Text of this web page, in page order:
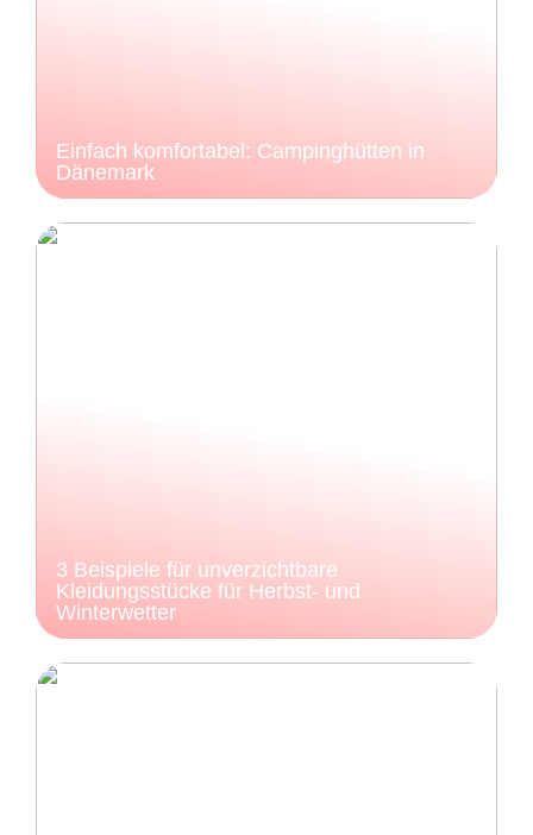
Einfach komfortabel: Campinghütten in
Dänemark
3 Beispiele für unverzichtbare
Kleidungsstücke für Herbst- und
Winterwetter